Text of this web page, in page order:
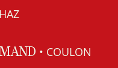
• COULON